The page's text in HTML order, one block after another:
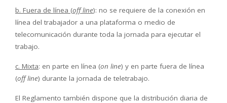
b. Fuera de línea (off line): no se requiere de la conexión en
línea del trabajador a una plataforma o medio de
telecomunicación durante toda la jornada para ejecutar el
trabajo.
c. Mixta: en parte en línea (on line) y en parte fuera de línea
(off line) durante la jornada de teletrabajo.
El Reglamento también dispone que la distribución diaria de